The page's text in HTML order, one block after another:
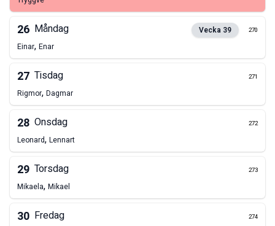
26 Måndag Vecka 39 270
Einar, Enar
27 Tisdag 271
Rigmor, Dagmar
28 Onsdag 272
Leonard, Lennart
29 Torsdag 273
Mikaela, Mikael
30 Fredag 274